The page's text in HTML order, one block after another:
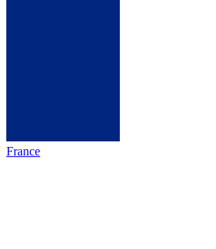
France